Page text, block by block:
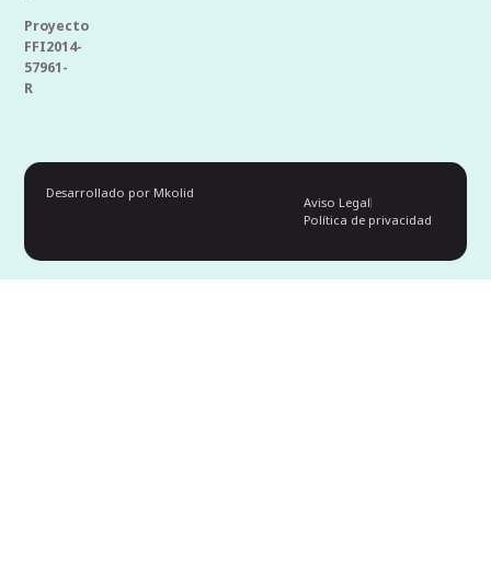
Proyecto
FFI2014-
57961-
R
Desarrollado por Mkolid
Aviso Legal
Política de privacidad